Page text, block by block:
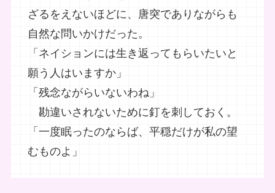
ざるをえないほどに、唐突でありながらも
自然な問いかけだった。
「ネイションには生き返ってもらいたいと
願う人はいますか」
「残念ながらいないわね」
勘違いされないために釘を刺しておく。
「一度眠ったのならば、平穏だけが私の望
むものよ」